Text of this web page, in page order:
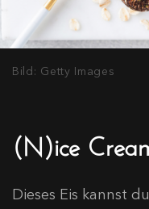
Bild: Getty Images
(N)ice
Dieses Eis kannst